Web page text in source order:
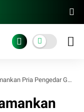
Pengedar Ganja di Pasaman.